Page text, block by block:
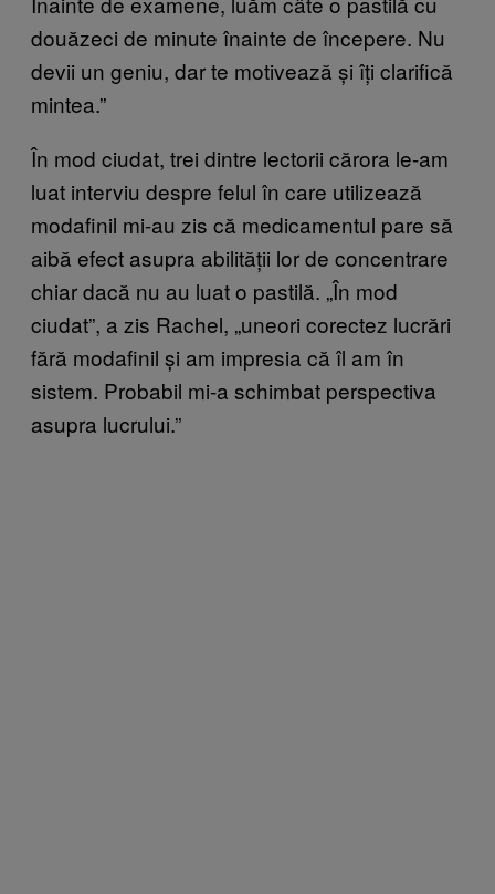
douăzeci de minute înainte de începere. Nu
devii un geniu, dar te motivează și îți clarifică
mintea.”
În mod ciudat, trei dintre lectorii cărora le-am
luat interviu despre felul în care utilizează
modafinil mi-au zis că medicamentul pare să
aibă efect asupra abilității lor de concentrare
chiar dacă nu au luat o pastilă. „În mod
ciudat”, a zis Rachel, „uneori corectez lucrări
fără modafinil și am impresia că îl am în
sistem. Probabil mi-a schimbat perspectiva
asupra lucrului.”